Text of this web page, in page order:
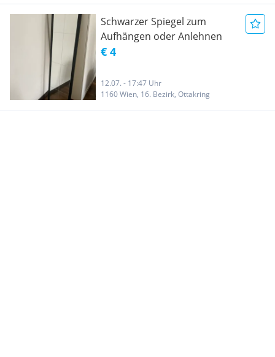
Schwarzer Spiegel zum
Aufhängen oder Anlehnen
€ 4
12.07. - 17:47 Uhr
1160 Wien, 16. Bezirk, Ottakring